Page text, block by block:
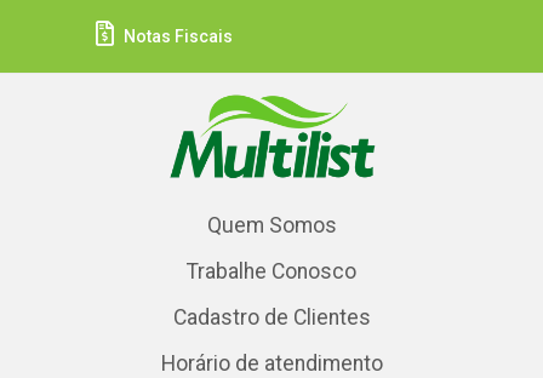
Notas Fiscais
Quem Somos
Trabalhe Conosco
Cadastro de Clientes
Horário de atendimento